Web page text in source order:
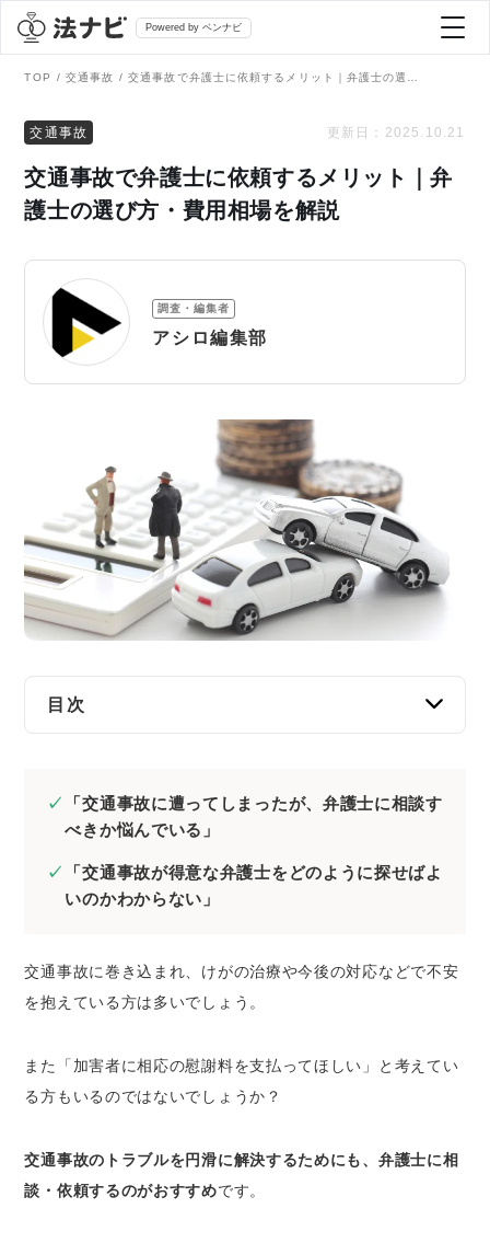
Powered by ベンナビ
全て
刑事事件
債務整理
交通事故
遺産相続
労働問題
債権回収
IT・ネット
資金調達
弁護士を探す
AI Search Premium
掲載をご検討の弁護士の方へ
TOP 交通事故
交通事故 更新日： 2025.10.21
交通事故で弁護士に依頼するメリット｜弁
護士の選び方・費用相場を解説
調査・編集者
アシロ編集部
目次
一任できる
けられる
慰謝料・損害賠償金の増額が望める
症状に適した後遺障害等級認定が望める
る
弁護士費用が高額な場合は費用倒れになる可
交通事故トラブルに関する弁護士との相談窓口
「交通事故に遭ってしまったが、弁護士に相談す
べきか悩んでいる」
「交通事故が得意な弁護士をどのように探せばよ
いのかわからない」
交通事故に巻き込まれ、けがの治療や今後の対応などで不安
を抱えている方は多いでしょう。
また「加害者に相応の慰謝料を支払ってほしい」と考えてい
る方もいるのではないでしょうか？
交通事故のトラブルを円滑に解決するためにも、弁護士に相
談・依頼するのがおすすめです。